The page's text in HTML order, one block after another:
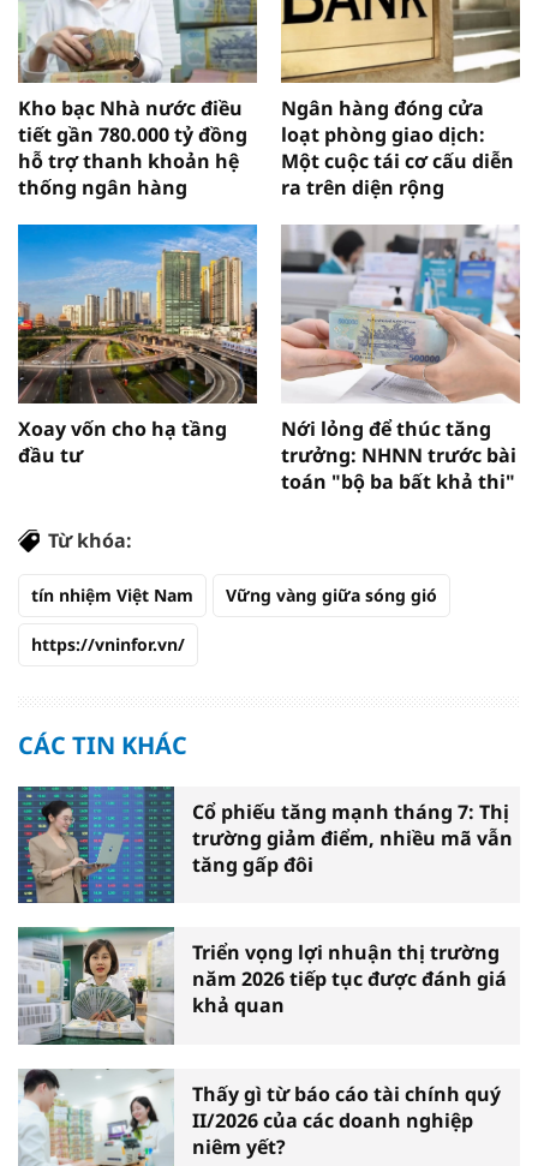
Kho bạc Nhà nước điều
tiết gần 780.000 tỷ đồng
hỗ trợ thanh khoản hệ
thống ngân hàng
Ngân hàng đóng cửa
loạt phòng giao dịch:
Một cuộc tái cơ cấu diễn
ra trên diện rộng
Xoay vốn cho hạ tầng
đầu tư
Nới lỏng để thúc tăng
trưởng: NHNN trước bài
toán "bộ ba bất khả thi"
Từ khóa:
tín nhiệm Việt Nam Vững vàng giữa sóng gió
https://vninfor.vn/
CÁC TIN KHÁC
Cổ phiếu tăng mạnh tháng 7: Thị
trường giảm điểm, nhiều mã vẫn
tăng gấp đôi
Triển vọng lợi nhuận thị trường
năm 2026 tiếp tục được đánh giá
khả quan
Thấy gì từ báo cáo tài chính quý
II/2026 của các doanh nghiệp
niêm yết?